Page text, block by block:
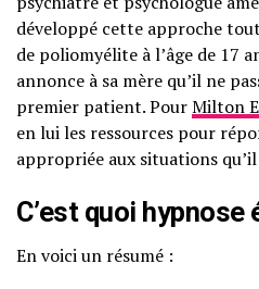
développé cette approche
de poliomyélite à l’âge de 17
annonce à sa mère qu’il ne
premier patient. PourMilton
en lui les ressources pour
appropriée aux situations
C’est quoi hypnose
En voici un résumé :